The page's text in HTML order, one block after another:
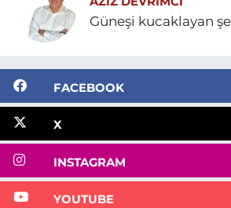
Güneşi kucaklayan
FACEBOOK
X
INSTAGRAM
YOUTUBE